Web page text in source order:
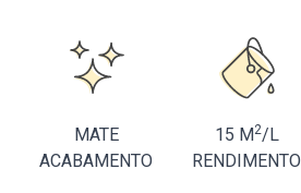
MATE
ACABAMENTO
15 M2/L
RENDIMENTO